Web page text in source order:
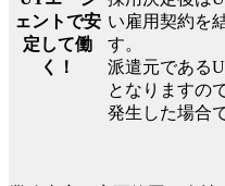
ェントで安
定して働
く！
い雇用契約を
す。
派遣元である
となりますの
発生した場合